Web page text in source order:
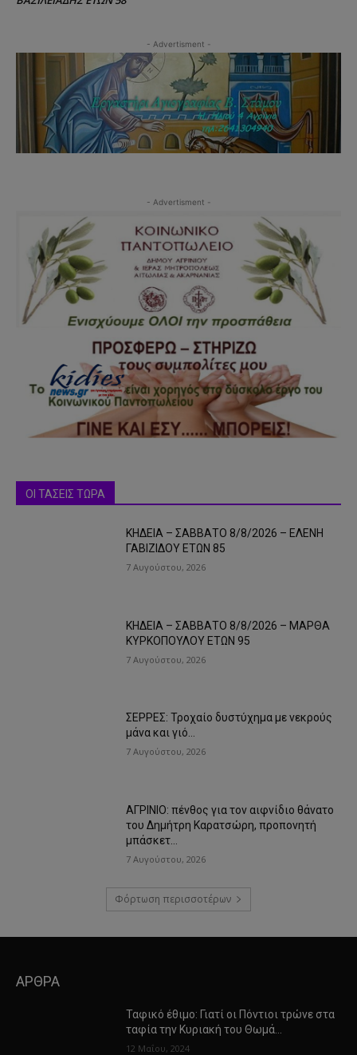
- Advertisment -
- Advertisment -
ΟΙ ΤΑΣΕΙΣ ΤΩΡΑ
ΚΗΔΕΙΑ – ΣΑΒΒΑΤΟ 8/8/2026 – ΕΛΕΝΗ
ΓΑΒΙΖΙΔΟΥ ΕΤΩΝ 85
7 Αυγούστου, 2026
ΚΗΔΕΙΑ – ΣΑΒΒΑΤΟ 8/8/2026 – ΜΑΡΘΑ
ΚΥΡΚΟΠΟΥΛΟΥ ΕΤΩΝ 95
7 Αυγούστου, 2026
ΣΕΡΡΕΣ: Τροχαίο δυστύχημα με νεκρούς
μάνα και γιό…
7 Αυγούστου, 2026
ΑΓΡΙΝΙΟ: πένθος για τον αιφνίδιο θάνατο
του Δημήτρη Καρατσώρη, προπονητή
μπάσκετ…
7 Αυγούστου, 2026
Φόρτωση περισσοτέρων
ΑΡΘΡΑ
Ταφικό έθιμο: Γιατί οι Πόντιοι τρώνε στα
ταφία την Κυριακή του Θωμά…
12 Μαΐου, 2024